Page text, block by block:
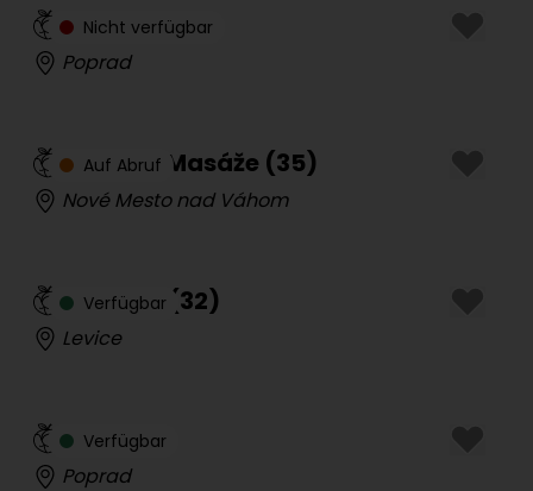
Nicht verfügbar
Laura(24)
Poprad
Auf Abruf
Daniela Masáže (35)
Nové Mesto nad Váhom
Verfügbar
Lucinka (32)
Levice
Verfügbar
Sol(24)
Poprad